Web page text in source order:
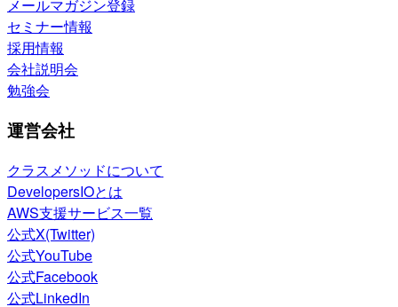
メールマガジン登録
セミナー情報
採用情報
会社説明会
勉強会
運営会社
クラスメソッドについて
DevelopersIOとは
AWS支援サービス一覧
公式X(Twitter)
公式YouTube
公式Facebook
公式LinkedIn